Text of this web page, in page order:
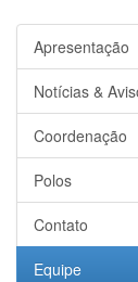
Apresentação
Notícias &
Coordenação
Polos
Contato
Equipe